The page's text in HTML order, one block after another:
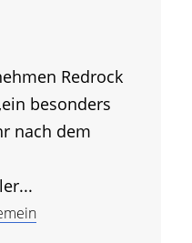
Redrock
besonders
nach dem